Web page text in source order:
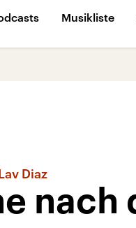
Musikliste
Diaz
nach